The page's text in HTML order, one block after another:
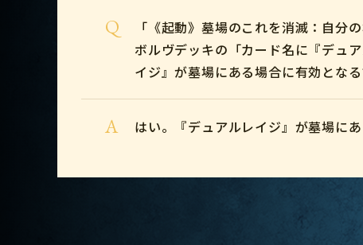
Q
「《起動》墓場のこれを消滅：自分
ボルヴデッキの「カード名に『デュ
イジ』が墓場にある場合に有効とな
A はい。『デュアルレイジ』が墓場に